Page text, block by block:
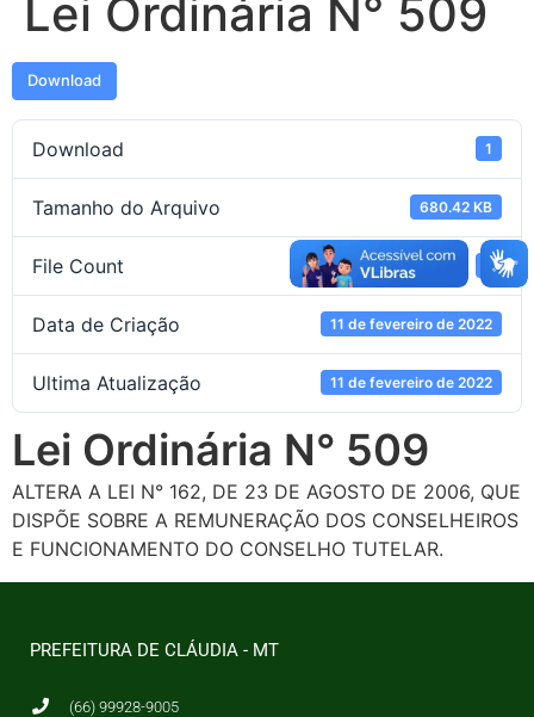
Lei Ordinária N° 509
Download
Download 1
Tamanho do Arquivo 680.42 KB
File Count 1
Data de Criação 11 de fevereiro de 2022
Ultima Atualização 11 de fevereiro de 2022
Lei Ordinária N° 509
ALTERA A LEI N° 162, DE 23 DE AGOSTO DE 2006, QUE
DISPÕE SOBRE A REMUNERAÇÃO DOS CONSELHEIROS
E FUNCIONAMENTO DO CONSELHO TUTELAR.
PREFEITURA DE CLÁUDIA - MT
(66) 99928-9005